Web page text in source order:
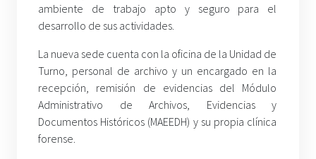
ambiente de trabajo apto y seguro para el
desarrollo de sus actividades.
La nueva sede cuenta con la oficina de la Unidad de
Turno, personal de archivo y un encargado en la
recepción, remisión de evidencias del Módulo
Administrativo de Archivos, Evidencias y
Documentos Históricos (MAEEDH) y su propia clínica
forense.